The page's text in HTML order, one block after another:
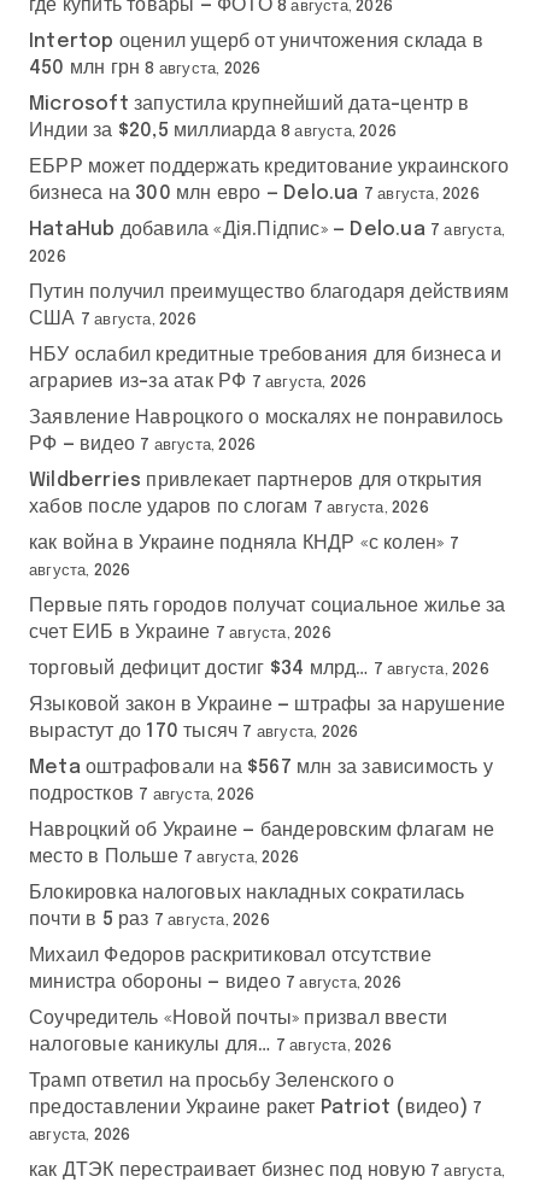
где купить товары — ФОТО 8 августа, 2026
Intertop оценил ущерб от уничтожения склада в
450 млн грн 8 августа, 2026
Microsoft запустила крупнейший дата-центр в
Индии за $20,5 миллиарда 8 августа, 2026
ЕБРР может поддержать кредитование украинского
бизнеса на 300 млн евро — Delo.ua 7 августа, 2026
HataHub добавила «Дія.Підпис» — Delo.ua 7 августа,
2026
Путин получил преимущество благодаря действиям
США 7 августа, 2026
НБУ ослабил кредитные требования для бизнеса и
аграриев из-за атак РФ 7 августа, 2026
Заявление Навроцкого о москалях не понравилось
РФ — видео 7 августа, 2026
Wildberries привлекает партнеров для открытия
хабов после ударов по слогам 7 августа, 2026
как война в Украине подняла КНДР «с колен» 7
августа, 2026
Первые пять городов получат социальное жилье за
счет ЕИБ в Украине 7 августа, 2026
торговый дефицит достиг $34 млрд… 7 августа, 2026
Языковой закон в Украине — штрафы за нарушение
вырастут до 170 тысяч 7 августа, 2026
Meta оштрафовали на $567 млн за зависимость у
подростков 7 августа, 2026
Навроцкий об Украине — бандеровским флагам не
место в Польше 7 августа, 2026
Блокировка налоговых накладных сократилась
почти в 5 раз 7 августа, 2026
Михаил Федоров раскритиковал отсутствие
министра обороны — видео 7 августа, 2026
Соучредитель «Новой почты» призвал ввести
налоговые каникулы для… 7 августа, 2026
Трамп ответил на просьбу Зеленского о
предоставлении Украине ракет Patriot (видео) 7
августа, 2026
как ДТЭК перестраивает бизнес под новую 7 августа,